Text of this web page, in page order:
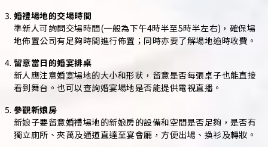
婚禮場地的交場時間
準新人可詢問交場時間(一般為下午4時半至5時半左右)，確保場
地佈置公司有足夠時間進行佈置；同時亦要了解場地逾時收費。
留意當日的婚宴排桌
新人應注意婚宴場地的大小和形狀，留意是否每張桌子也能直接
看到舞台。也可以查詢婚宴場地是否能提供電視直播。
參觀新娘房
新娘子要留意婚禮場地的新娘房的設備和空間是否足夠，是否有
獨立廁所、夾萬及通道直達至宴會廳，方便出場、換衫及轉妝。